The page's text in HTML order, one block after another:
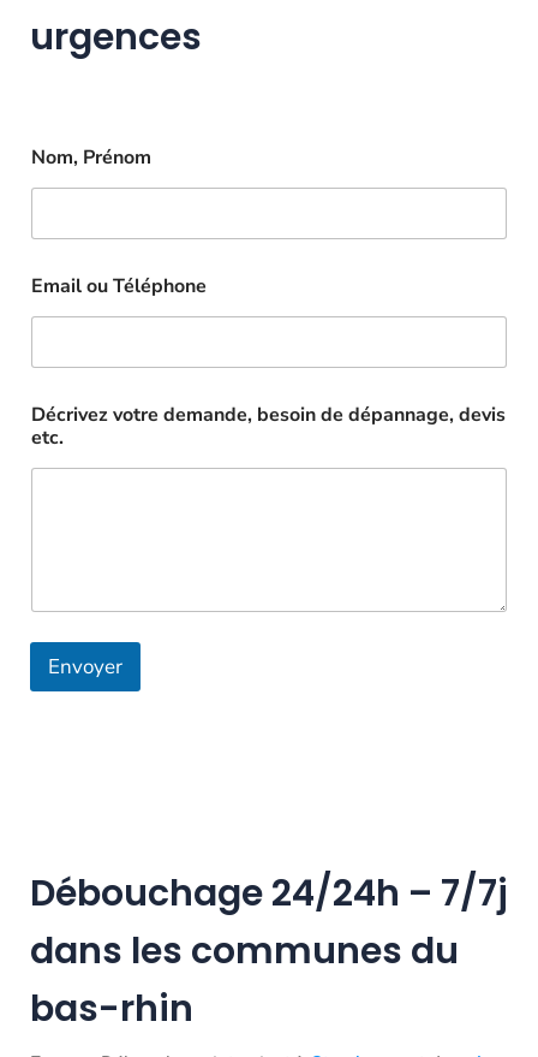
urgences
Nom, Prénom
Email ou Téléphone
Décrivez votre demande, besoin de dépannage, devis
etc.
Envoyer
Débouchage 24/24h – 7/7j
dans les communes du
bas-rhin